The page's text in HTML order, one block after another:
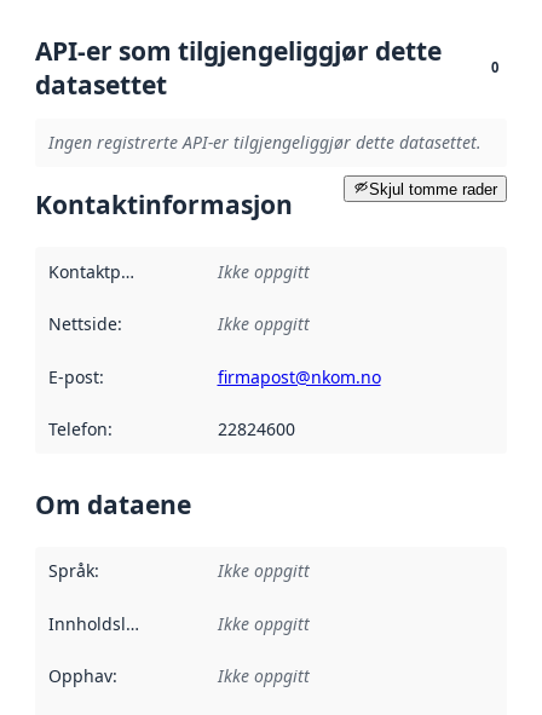
API-er som tilgjengeliggjør dette
datasettet
0
Ingen registrerte API-er tilgjengeliggjør dette datasettet.
Skjul tomme rader
Kontaktinformasjon
Kontaktpunkt Ikke oppgitt
Nettside: Ikke oppgitt
E-post: firmapost@nkom.no
Telefon: 22824600
Om dataene
Språk: Ikke oppgitt
Innholdsleverandører :
Ikke oppgitt
Opphav: Ikke oppgitt